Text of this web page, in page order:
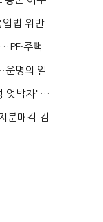
업법 위반
주택
운명의 일
엇박자"…
분매각 검